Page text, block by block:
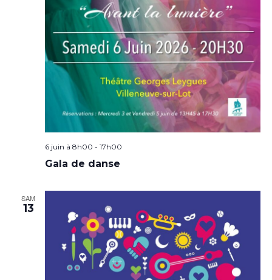
6 juin à 8h00 - 17h00
Gala de danse
SAM
13